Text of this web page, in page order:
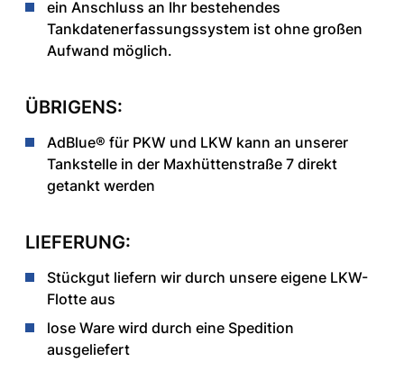
ein Anschluss an Ihr bestehendes
Tankdatenerfassungssystem ist ohne großen
Aufwand möglich.
ÜBRIGENS:
AdBlue® für PKW und LKW kann an unserer
Tankstelle in der Maxhüttenstraße 7 direkt
getankt werden
LIEFERUNG:
Stückgut liefern wir durch unsere eigene LKW-
Flotte aus
lose Ware wird durch eine Spedition
ausgeliefert